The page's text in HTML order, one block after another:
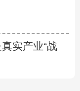
实产业“战